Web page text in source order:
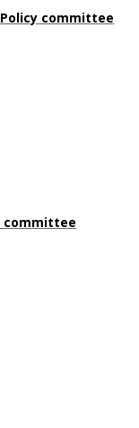
committee
committee